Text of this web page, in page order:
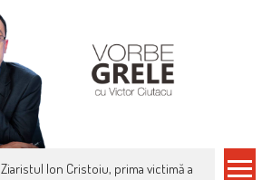
Ziaristul Ion Cristoiu, prima victimă a noi